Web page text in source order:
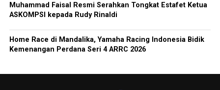
Muhammad Faisal Resmi Serahkan Tongkat Estafet Ketua
ASKOMPSI kepada Rudy Rinaldi
Home Race di Mandalika, Yamaha Racing Indonesia Bidik
Kemenangan Perdana Seri 4 ARRC 2026